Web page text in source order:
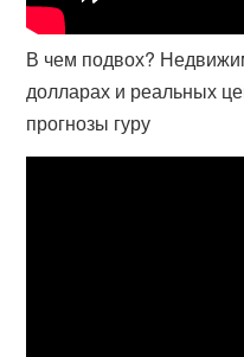
В чем подвох?
долларах и реальных
прогнозы гуру